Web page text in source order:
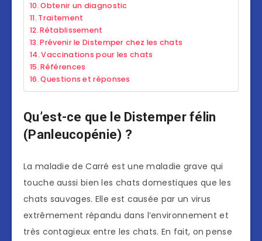
Obtenir un diagnostic
Traitement
Rétablissement
Prévenir le Distemper chez les chats
Vaccinations pour les chats
Références
Questions et réponses
Qu’est-ce que le Distemper félin
(Panleucopénie) ?
La maladie de Carré est une maladie grave qui
touche aussi bien les chats domestiques que les
chats sauvages. Elle est causée par un virus
extrêmement répandu dans l’environnement et
très contagieux entre les chats. En fait, on pense